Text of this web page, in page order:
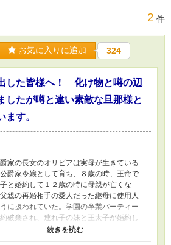
2 件
お気に入りに追加 324
した皆様へ！ 化け物と噂の辺
したが噂と違い素敵な旦那様と
す。
家の長女のオリビアは実母が生きている
爵家令嬢として育ち、８歳の時、王命で
と婚約して１２歳の時に母親が亡くな
親の再婚相手の愛人だった継母に使用人
に扱われていた。学園の卒業パーティー
破棄され、連れ子の妹と王太子が婚約し
リビアは化け物と噂のある辺境伯に嫁がさ